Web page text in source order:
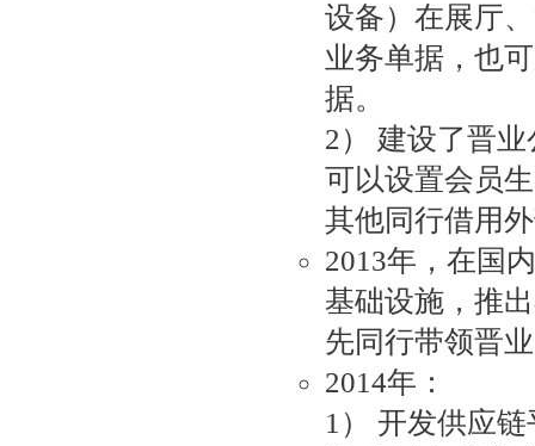
设备）在展厅
业务单据，也
据。
2） 建设了晋
可以设置会员
其他同行借用
2013年，在国
基础设施，推
先同行带领晋
2014年：
1） 开发供应